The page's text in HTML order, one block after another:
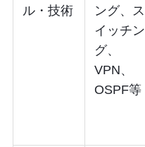
ル・技術
ング、ス
イッチン
グ、
VPN、
OSPF等